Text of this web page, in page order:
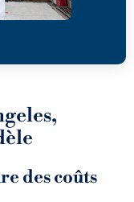
des coûts